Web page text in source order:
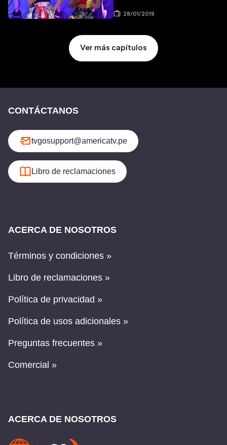
28/01/2019
Ver más capítulos
CONTÁCTANOS
tvgosupport@americatv.pe
Libro de reclamaciones
ACERCA DE NOSOTROS
Términos y condiciones »
Libro de reclamaciones »
Política de privacidad »
Política de usos adicionales »
Preguntas frecuentes »
Comercial »
ACERCA DE NOSOTROS